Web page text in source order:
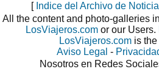
[ Indice del Archivo de
All the content and photo-galleries
LosViajeros.com or our Users.
LosViajeros.com is
Aviso Legal -
Nosotros en Redes